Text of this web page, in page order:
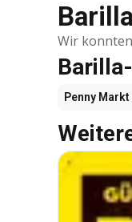
Wir
Penny Markt